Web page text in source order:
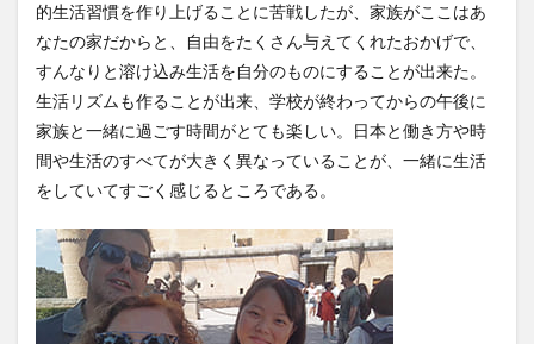
的生活習慣を作り上げることに苦戦したが、家族がここはあ
なたの家だからと、自由をたくさん与えてくれたおかげで、
すんなりと溶け込み生活を自分のものにすることが出来た。
生活リズムも作ることが出来、学校が終わってからの午後に
家族と一緒に過ごす時間がとても楽しい。日本と働き方や時
間や生活のすべてが大きく異なっていることが、一緒に生活
をしていてすごく感じるところである。
内定者報告会
冬休み 出発
初月レポート
卒業式
卒業生 博物館
受賞
受験生へのメッセージ
台湾
国際・地域研究
国際交流
国際学科
国際学科協定校留学学生
国際学部
国際学部国際学科
夏季休暇
外部講師
季節学期 学寮
学生の声
学生特集 学科イベント
学食
寮生活 就職活動 履修科目
成績優等賞受賞
授業紹介 授業風景
撮影風景
教員からのメッセージ
教員紹介